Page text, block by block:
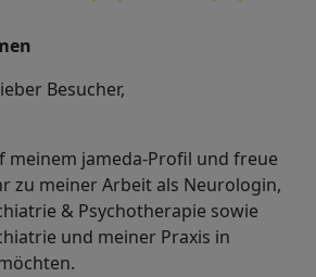
Besucher,
meinem jameda-Profil und freue
zu meiner Arbeit als Neurologin,
& Psychotherapie sowie
und meiner Praxis in